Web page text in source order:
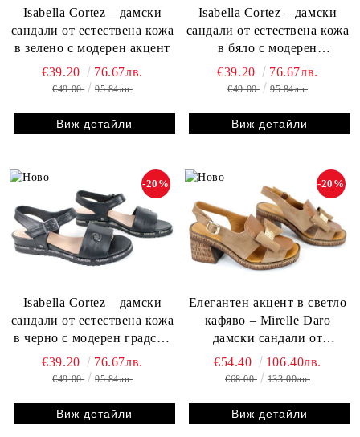
Isabella Cortez – дамски
сандали от естествена кожа
в зелено с модерен акцент
€39.20 76.67лв.
€49.00 95.84лв.
Виж детайли
Isabella Cortez – дамски
сандали от естествена кожа
в бяло с модерен
контрастен акцент
€39.20 76.67лв.
€49.00 95.84лв.
Виж детайли
Isabella Cortez – дамски
сандали от естествена кожа
в черно с модерен градски
стил
-20%
€39.20 76.67лв.
€49.00 95.84лв.
Виж детайли
Елегантен акцент в светло
кафяво – Mirelle Daro
дамски сандали от
естествена кожа и велур
-20%
€54.40 106.40лв.
€68.00 133.00лв.
Виж детайли